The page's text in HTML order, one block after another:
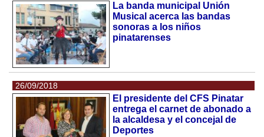
La banda municipal Unión
Musical acerca las bandas
sonoras a los niños
pinatarenses
26/09/2018
El presidente del CFS Pinatar
entrega el carnet de abonado a
la alcaldesa y el concejal de
Deportes